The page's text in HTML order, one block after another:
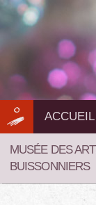
Aller
au
contenu
ACCUEIL
MUSÉE DES
BUISSONNIERS